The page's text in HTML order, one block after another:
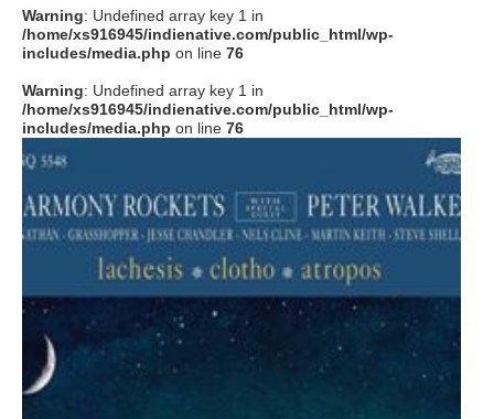
instagram
Tumblr
Soundcloud
to indienative
Warning: Undefined array key 1 in
/home/xs916945/indienative.com/public_html/wp-
includes/media.php on line 76
Warning: Undefined array key 1 in
/home/xs916945/indienative.com/public_html/wp-
includes/media.php on line 76